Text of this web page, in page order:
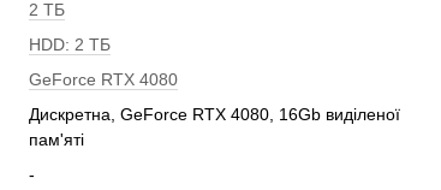
2 ТБ
HDD: 2 ТБ
GeForce RTX 4080
Дискретна, GeForce RTX 4080, 16Gb виділеної
пам'яті
-